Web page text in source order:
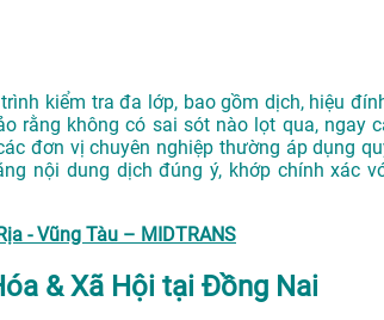
kiểm tra đa lớp, bao gồm dịch, hiệu
rằng không có sai sót nào lọt qua, ngay
đơn vị chuyên nghiệp thường áp dụng
nội dung dịch đúng ý, khớp chính xác
- Vũng Tàu – MIDTRANS
& Xã Hội tại Đồng Nai